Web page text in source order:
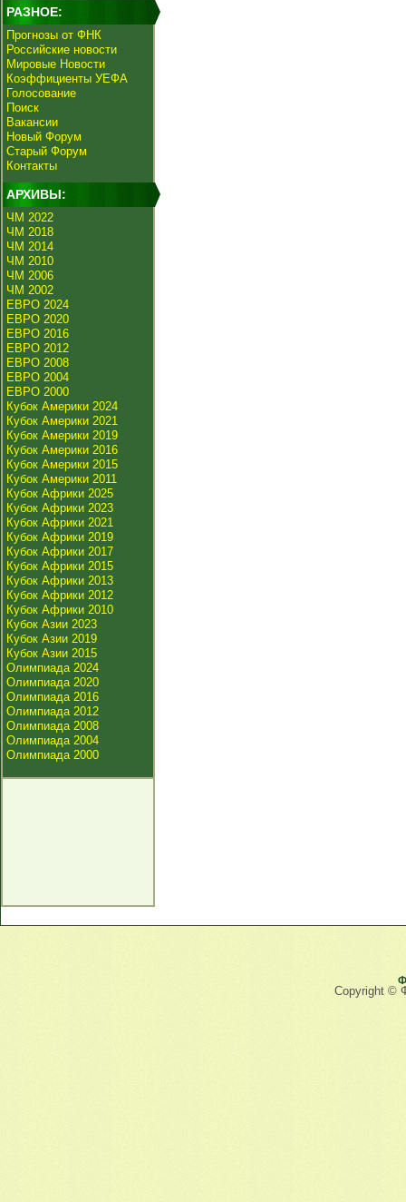
РАЗНОЕ:
Прогнозы от ФНК
Российские новости
Мировые Новости
Коэффициенты УЕФА
Голосование
Поиск
Вакансии
Новый Форум
Старый Форум
Контакты
АРХИВЫ:
ЧМ 2022
ЧМ 2018
ЧМ 2014
ЧМ 2010
ЧМ 2006
ЧМ 2002
ЕВРО 2024
ЕВРО 2020
ЕВРО 2016
ЕВРО 2012
ЕВРО 2008
ЕВРО 2004
ЕВРО 2000
Кубок Америки 2024
Кубок Америки 2021
Кубок Америки 2019
Кубок Америки 2016
Кубок Америки 2015
Кубок Америки 2011
Кубок Африки 2025
Кубок Африки 2023
Кубок Африки 2021
Кубок Африки 2019
Кубок Африки 2017
Кубок Африки 2015
Кубок Африки 2013
Кубок Африки 2012
Кубок Африки 2010
Кубок Азии 2023
Кубок Азии 2019
Кубок Азии 2015
Олимпиада 2024
Олимпиада 2020
Олимпиада 2016
Олимпиада 2012
Олимпиада 2008
Олимпиада 2004
Олимпиада 2000
Copyright ©